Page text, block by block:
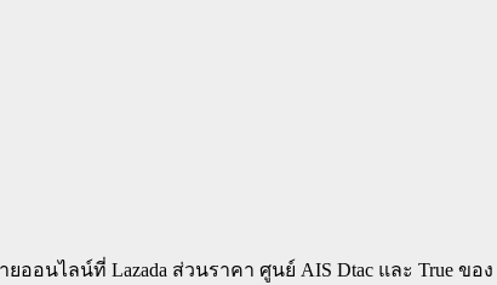
ออนไลน์ที่ Lazada ส่วนราคา ศูนย์ AIS Dtac และ True ของ